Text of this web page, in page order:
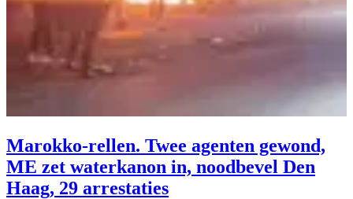
Marokko-rellen. Twee agenten gewond,
ME zet waterkanon in, noodbevel Den
Haag, 29 arrestaties